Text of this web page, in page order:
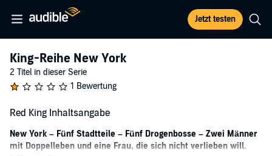
Jetzt testen
King-Reihe New York
2 Titel in dieser Serie
1 Bewertung
Red King Inhaltsangabe
New York – Fünf Stadtteile – Fünf Drogenbosse – Zwei Männer
mit Doppelleben und eine Frau, die sich nicht verlieben will.